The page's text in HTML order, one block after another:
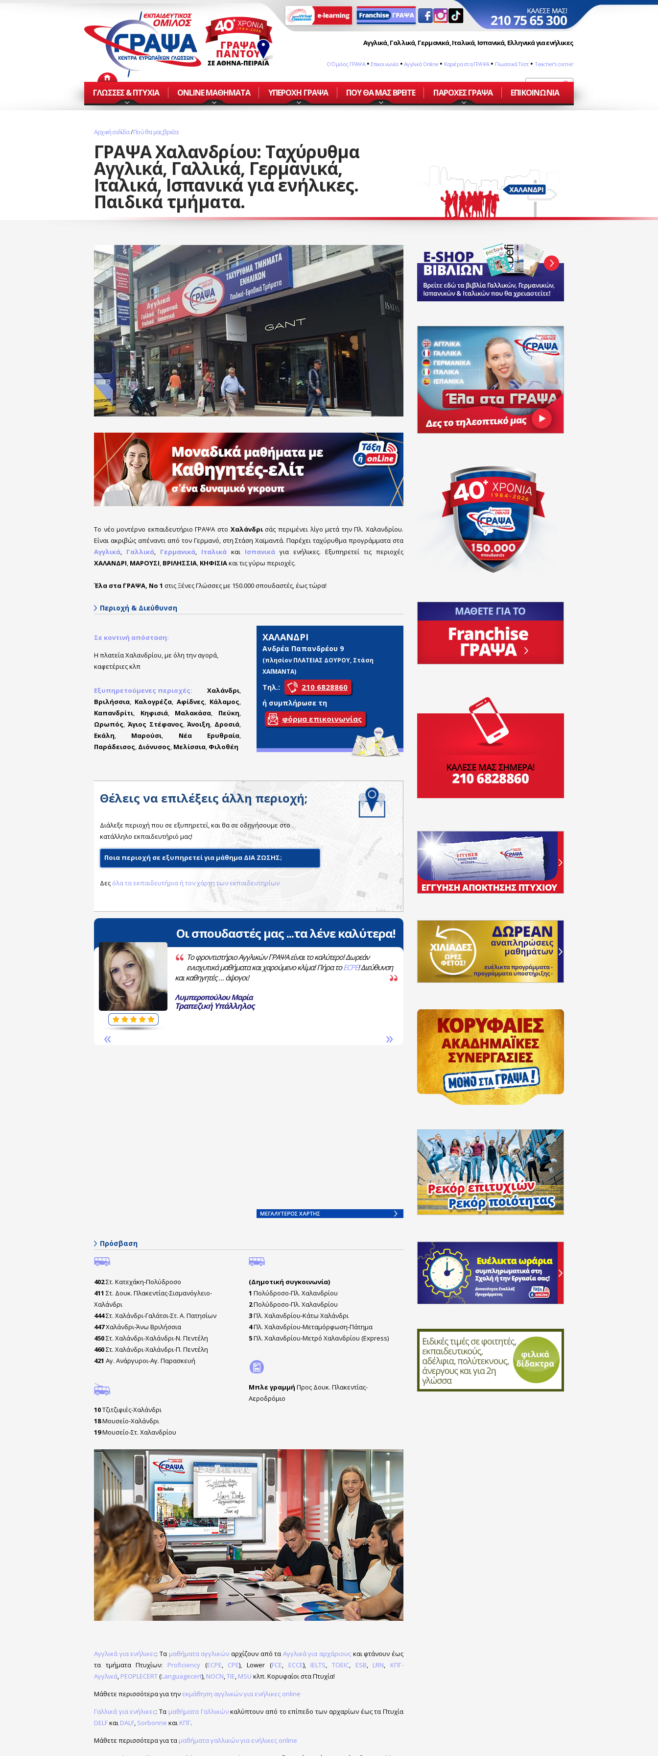
Αγγλικά, Γαλλικά, Γερμανικά, Ιταλικά, Ισπανικά, Ελληνικά για ενήλικες
Ο Όμιλος ΓΡΑΨΑ• Επικοινωνία •Αγγλικά Online• Καριέρα στα ΓΡΑΨΑ• Γλωσσικά Τεστ• Teacher's corner
ΓΛΩΣΣΕΣ & ΠΤΥΧΙΑ ONLINE ΜΑΘΗΜΑΤΑ ΥΠΕΡΟΧΗ ΓΡΑΨΑ ΠΟΥ ΘΑ ΜΑΣ ΒΡΕΙΤΕ ΠΑΡΟΧΕΣ ΓΡΑΨΑ ΕΠΙΚΟΙΝΩΝΙΑ
Αρχική σελίδα/Πού θα μας βρείτε
ΓΡΑΨΑ Χαλανδρίου: Ταχύρυθμα
Αγγλικά, Γαλλικά, Γερμανικά,
Ιταλικά, Ισπανικά για ενήλικες.
Παιδικά τμήματα.
Το νέο μοντέρνο εκπαιδευτήριο ΓΡΑΨΑ στο Χαλάνδρισάς περιμένει λίγο μετά την Πλ. Χαλανδρίου.
Είναι ακριβώς απέναντι από τον Γερμανό, στη Στάση Χαϊμαντά. Παρέχειταχύρυθμα προγράμματα στα
Αγγλικά, Γαλλικά, Γερμανικά, Ιταλικά και Ισπανικάγια ενήλικες. Εξυπηρετεί τις περιοχές
ΧΑΛΑΝΔΡΙ, ΜΑΡΟΥΣΙ, ΒΡΙΛΗΣΣΙΑ, ΚΗΦΙΣΙΑκαι τις γύρω περιοχές.
Έλα στα ΓΡΑΨΑ, Νο 1 στις Ξένες Γλώσσες με 150.000 σπουδαστές, έως τώρα!
Περιοχή & Διεύθυνση
ΧΑΛΑΝΔΡΙ
Ανδρέα Παπανδρέου 9
(πλησίον ΠΛΑΤΕΙΑΣ ΔΟΥΡΟΥ, Στάση
ΧΑΪΜΑΝΤΑ)
Τηλ.: 210 6828860
ή συμπλήρωσε τη
φόρμα επικοινωνίας
Σε κοντινή απόσταση:
Η πλατεία Χαλανδρίου, με όλη την αγορά,
καφετέριες κλπ
Εξυπηρετούμενες περιοχές: Χαλάνδρι,
Βριλήσσια, Καλογρέζα, Αφίδνες, Κάλαμος,
Καπανδρίτι, Κηφισιά, Μαλακάσα, Πεύκη,
Ωρωπός, Άγιος Στέφανος,Άνοιξη, Δροσιά,
Εκάλη, Μαρούσι, Νέα Ερυθραία,
Παράδεισος, Διόνυσος, Μελίσσια, Φιλοθέη
Θέλεις να επιλέξεις άλλη περιοχή;
Διάλεξε περιοχή που σε εξυπηρετεί, και θα σε οδηγήσουμε στο
κατάλληλο εκπαιδευτήριό μας!
Ποια περιοχή σε εξυπηρετεί για μάθημα ΔΙΑ ΖΩΣΗΣ;
Δες όλα τα εκπαιδευτήρια ή τον χάρτη των εκπαιδευτηρίων
Οι σπουδαστές μας ...τα λένε καλύτερα!
Το φροντιστήριο Αγγλικών ΓΡΑΨΑ είναι το καλύτερο! Δωρεάν
ενισχυτικά μαθήματα και χαρούμενο κλίμα! Πήρα τοECPE! Διεύθυνση
και καθηγητές … άψογοι!
Λυμπεροπούλου Μαρία
Τραπεζική Υπάλληλος
Άρτια η συνεργασία μου με τα «ΓΡΑΨΑ»! Οι
και πρόθυμοι να λύσουν οποιαδήποτε απορία. Σε 1
Lowerκαι συνεχίζω για
»
«
Πρόσβαση
402Στ. Κατεχάκη-Πολύδροσο
411 Στ. Δουκ. Πλακεντίας-Σισμανόγλειο-
Χαλάνδρι
444Στ. Χαλάνδρι-Γαλάτσι-Στ. Α. Πατησίων
447Χαλάνδρι-Άνω Βριλήσσια
450Στ. Χαλάνδρι-Χαλάνδρι-Ν. Πεντέλη
460Στ. Χαλάνδρι-Χαλάνδρι-Π. Πεντέλη
421 Αγ. Ανάργυροι-Αγ. Παρασκευή
10Τζιτζιφιές-Χαλάνδρι
18Μουσείο-Χαλάνδρι
19Μουσείο-Στ. Χαλανδρίου
(Δημοτική συγκοινωνία)
1 Πολύδροσο-Πλ. Χαλανδρίου
2Πολύδροσο-Πλ. Χαλανδρίου
3Πλ. Χαλανδρίου-Κάτω Χαλάνδρι
4Πλ. Χαλανδρίου-Μεταμόρφωση-Πάτημα
5Πλ. Χαλανδρίου-Μετρό Χαλανδρίου (Express)
Μπλε γραμμή Προς Δουκ. Πλακεντίας-
Αεροδρόμιο
Αγγλικά για ενήλικες: Τα μαθήματα αγγλικών αρχίζουν από τα Αγγλικά για αρχάριους και φτάνουν έως
τα τμήματα Πτυχίων: Proficiency (ECPE, CPE), Lower (FCE, ECCE), IELTS, TOEIC, ESB, LRN, ΚΠΓ-
Αγγλικά, PEOPLECERT(Languagecert), NOCN,TIE, MSU κλπ. Κορυφαίοι στα Πτυχία!
Μάθετε περισσότερα για την εκμάθηση αγγλικών για ενήλικες online
Γαλλικά για ενήλικες: Τα μαθήματα Γαλλικώνκαλύπτουν από το επίπεδο των αρχαρίων έως τα Πτυχία
DELFκαι DALF, Sorbonne και ΚΠΓ.
Μάθετε περισσότερα για τα μαθήματα γαλλικών για ενήλικες online